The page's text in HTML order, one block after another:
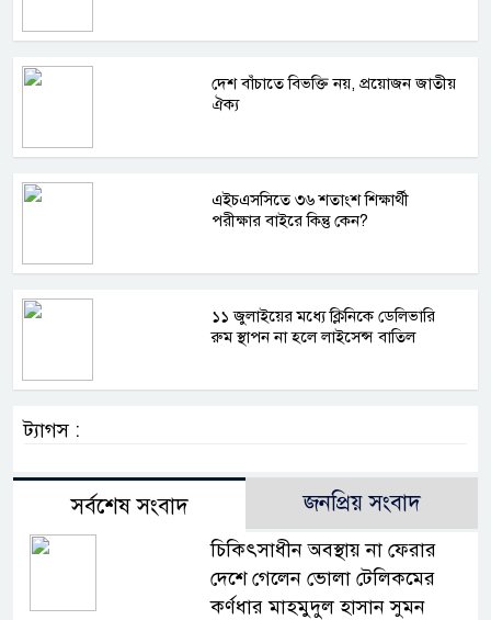
দেশ বাঁচাতে বিভক্তি নয়, প্রয়োজন জাতীয়
ঐক্য
এইচএসসিতে ৩৬ শতাংশ শিক্ষার্থী
পরীক্ষার বাইরে কিন্তু কেন?
১১ জুলাইয়ের মধ্যে ক্লিনিকে ডেলিভারি
রুম স্থাপন না হলে লাইসেন্স বাতিল
ট্যাগস :
সর্বশেষ সংবাদ জনপ্রিয় সংবাদ
চিকিৎসাধীন অবস্থায় না ফেরার
দেশে গেলেন ভোলা টেলিকমের
কর্ণধার মাহমুদুল হাসান সুমন